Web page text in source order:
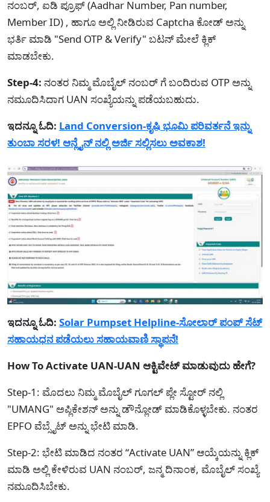
ನಂಬರ್, ಐಡಿ ಪ್ರೂಫ್ (Aadhar Number, Pan number,
Member ID) , ಹಾಗೂ ಅಲ್ಲಿ ನೀಡಿರುವ Captcha ಕೋಡ್ ಅನ್ನು
ಭರ್ತಿ ಮಾಡಿ "Send OTP & Verify" ಬಟನ್ ಮೇಲೆ ಕ್ಲಿಕ್
ಮಾಡಬೇಕು.
Step-4: ನಂತರ ನಿಮ್ಮ ಮೊಬೈಲ್ ನಂಬರ್ ಗೆ ಬಂದಿರುವ OTP ಅನ್ನು
ನಮೂದಿಸಿದಾಗ UAN ಸಂಖ್ಯೆಯನ್ನು ಪಡೆಯಬಹುದು.
ಇದನ್ನೂ ಓದಿ: Land Conversion-ಕೃಷಿ ಭೂಮಿ ಪರಿವರ್ತನೆ ಇನ್ನು
ತುಂಬಾ ಸರಳ! ಆನ್ಲೈನ್ ನಲ್ಲಿ ಅರ್ಜಿ ಸಲ್ಲಿಸಲು ಅವಕಾಶ!
ಇದನ್ನೂ ಓದಿ: Solar Pumpset Helpline-ಸೋಲಾರ್ ಪಂಪ್ ಸೆಟ್
ಸಹಾಯಧನ ಪಡೆಯಲು ಸಹಾಯವಾಣಿ ಸ್ಥಾಪನೆ!
How To Activate UAN-UAN ಆಕ್ಟಿವೇಟ್ ಮಾಡುವುದು ಹೇಗೆ?
Step-1: ಮೊದಲು ನಿಮ್ಮ ಮೊಬೈಲ್ ಗೂಗಲ್ ಪ್ಲೇ ಸ್ಟೋರ್ ನಲ್ಲಿ
"UMANG" ಅಪ್ಲಿಕೇಶನ್ ಅನ್ನು ಡೌನ್ಲೋಡ್ ಮಾಡಿಕೊಳ್ಳಬೇಕು. ನಂತರ
EPFO ವೆಬ್ಸೈಟ್ ಅನ್ನು ಭೇಟಿ ಮಾಡಿ.
Step-2: ಭೇಟಿ ಮಾಡಿದ ನಂತರ “Activate UAN” ಆಯ್ಕೆಯನ್ನು ಕ್ಲಿಕ್
ಮಾಡಿ ಅಲ್ಲಿ ಕೇಳಿರುವ UAN ನಂಬರ್, ಜನ್ಮ ದಿನಾಂಕ, ಮೊಬೈಲ್ ಸಂಖ್ಯೆ
ನಮೂದಿಸಿಬೇಕು.